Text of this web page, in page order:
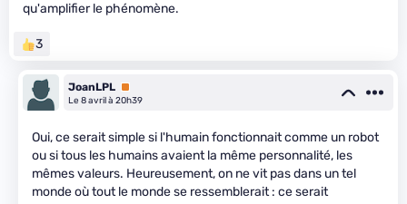
qu'amplifier le phénomène.
3
JoanLPL Premium
Le 8 avril à 20h39
Oui, ce serait simple si l'humain fonctionnait comme un robot
ou si tous les humains avaient la même personnalité, les
mêmes valeurs. Heureusement, on ne vit pas dans un tel
monde où tout le monde se ressemblerait : ce serait